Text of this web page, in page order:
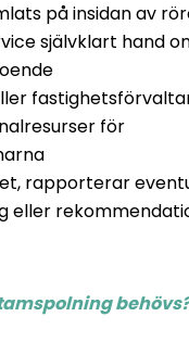
på insidan av
självklart hand
för
rapporterar
eller